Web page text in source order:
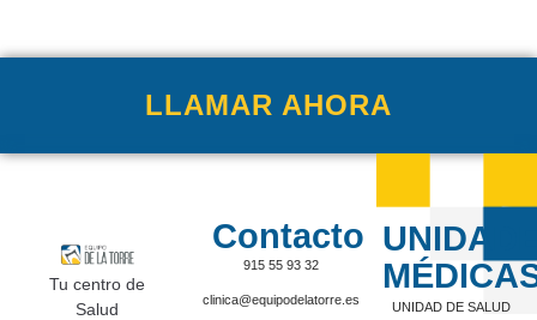
LLAMAR AHORA
Tu centro de
Salud
Contacto
915 55 93 32
clinica@equipodelatorre.es
UNIDAD DE SALUD